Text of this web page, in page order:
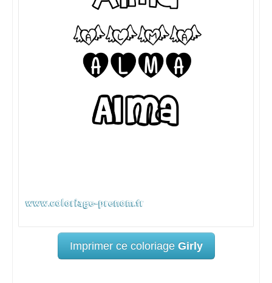
Imprimer ce coloriage Girly